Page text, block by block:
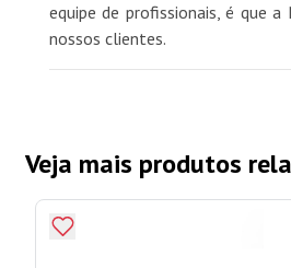
equipe de profissionais, é que
nossos clientes.
Veja mais produtos